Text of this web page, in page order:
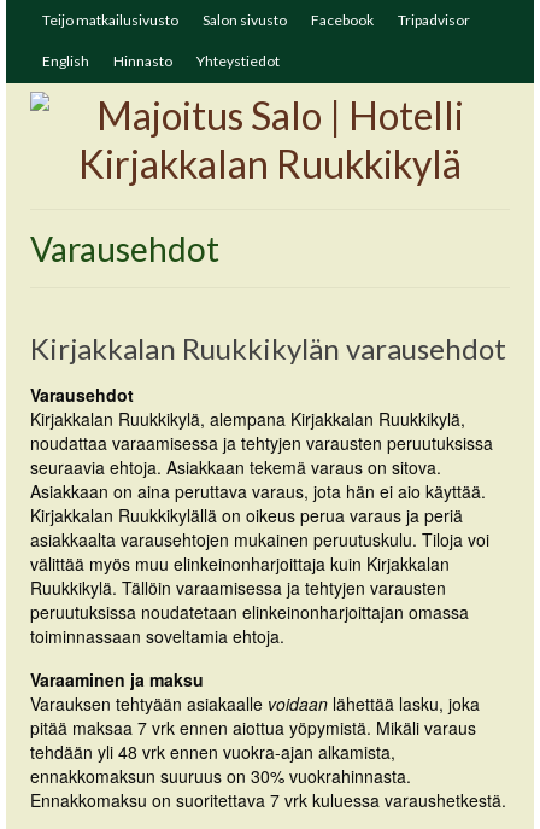
Teijo matkailusivusto Salon sivusto Facebook Tripadvisor
English Hinnasto Yhteystiedot
Varausehdot
Kirjakkalan Ruukkikylän varausehdot
Varausehdot
Kirjakkalan Ruukkikylä, alempana Kirjakkalan Ruukkikylä,
noudattaa varaamisessa ja tehtyjen varausten peruutuksissa
seuraavia ehtoja. Asiakkaan tekemä varaus on sitova.
Asiakkaan on aina peruttava varaus, jota hän ei aio käyttää.
Kirjakkalan Ruukkikylällä on oikeus perua varaus ja periä
asiakkaalta varausehtojen mukainen peruutuskulu. Tiloja voi
välittää myös muu elinkeinonharjoittaja kuin Kirjakkalan
Ruukkikylä. Tällöin varaamisessa ja tehtyjen varausten
peruutuksissa noudatetaan elinkeinonharjoittajan omassa
toiminnassaan soveltamia ehtoja.
Varaaminen ja maksu
Varauksen tehtyään asiakaalle voidaan lähettää lasku, joka
pitää maksaa 7 vrk ennen aiottua yöpymistä. Mikäli varaus
tehdään yli 48 vrk ennen vuokra-ajan alkamista,
ennakkomaksun suuruus on 30% vuokrahinnasta.
Ennakkomaksu on suoritettava 7 vrk kuluessa varaushetkestä.